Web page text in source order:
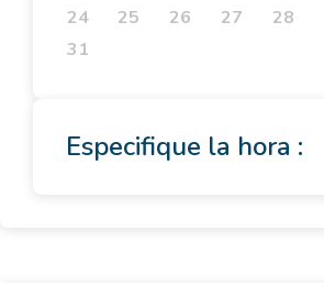
24
25 26 27 28
31
Especifique la hora :